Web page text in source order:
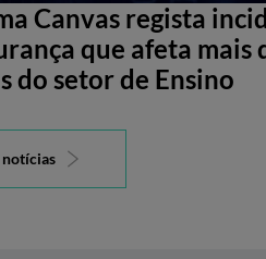
Canvas regista
que afeta mais
do setor de Ensino
notícias